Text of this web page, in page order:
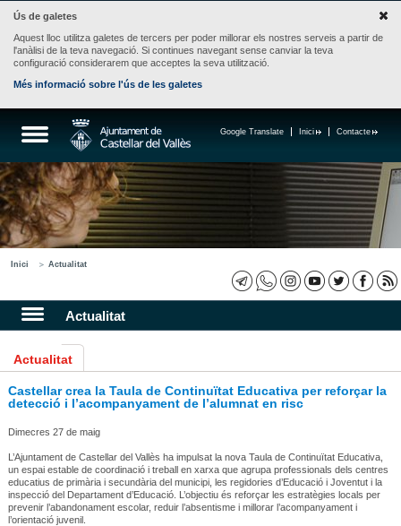
Ús de galetes
Aquest lloc utilitza galetes de tercers per poder millorar els nostres serveis a partir de
l'anàlisi de la teva navegació. Si continues navegant sense canviar la teva
configuració considerarem que acceptes la seva utilització.
Més informació sobre l'ús de les galetes
Contacte
Inici
Google Translate
Inici Actualitat
Actualitat
Actualitat
Castellar crea la Taula de Continuïtat Educativa per reforçar la
detecció i l’acompanyament de l’alumnat en risc
Dimecres 27 de maig
L’Ajuntament de Castellar del Vallès ha impulsat la nova Taula de Continuïtat Educativa,
un espai estable de coordinació i treball en xarxa que agrupa professionals dels centres
educatius de primària i secundària del municipi, les regidories d’Educació i Joventut i la
inspecció del Departament d’Educació. L’objectiu és reforçar les estratègies locals per
prevenir l’abandonament escolar, reduir l’absentisme i millorar l’acompanyament i
l’orientació juvenil.